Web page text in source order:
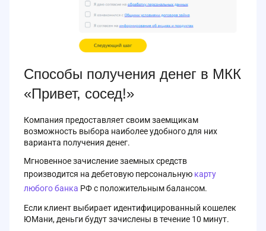
Способы получения денег в МКК
«Привет, сосед!»
Компания предоставляет своим заемщикам
возможность выбора наиболее удобного для них
варианта получения денег.
Мгновенное зачисление заемных средств
производится на дебетовую персональную карту
любого банка РФ с положительным балансом.
Если клиент выбирает идентифицированный кошелек
ЮМани, деньги будут зачислены в течение 10 минут.